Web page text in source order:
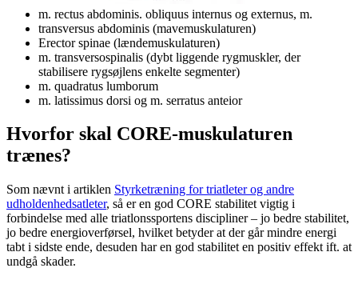
m. rectus abdominis. obliquus internus og externus, m.
transversus abdominis (mavemuskulaturen)
Erector spinae (lændemuskulaturen)
m. transversospinalis (dybt liggende rygmuskler, der
stabilisere rygsøjlens enkelte segmenter)
m. quadratus lumborum
m. latissimus dorsi og m. serratus anteior
Hvorfor skal CORE-muskulaturen
trænes?
Som nævnt i artiklen Styrketræning for triatleter og andre
udholdenhedsatleter, så er en god CORE stabilitet vigtig i
forbindelse med alle triatlonssportens discipliner – jo bedre stabilitet,
jo bedre energioverførsel, hvilket betyder at der går mindre energi
tabt i sidste ende, desuden har en god stabilitet en positiv effekt ift. at
undgå skader.